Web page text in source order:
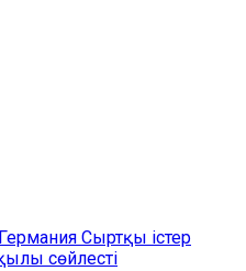
Сыртқы істер
сөйлесті